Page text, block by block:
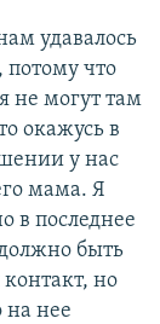
удавалось
что
не могут там
окажусь в
у нас
мама. Я
в последнее
быть
но
на нее